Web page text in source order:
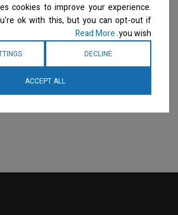
cookies to improve your experience.
ok with this, but you can opt-out if
you wish.
Read More
DECLINE
ACCEPT ALL